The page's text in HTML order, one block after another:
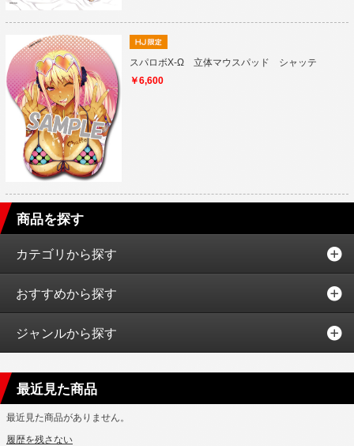
スパロボX-Ω 立体マウスパッド シャッテ
￥6,600
商品を探す
カテゴリから探す
おすすめから探す
ジャンルから探す
最近見た商品
最近見た商品がありません。
履歴を残さない